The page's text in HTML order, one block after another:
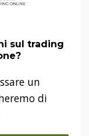
sul trading
un
di